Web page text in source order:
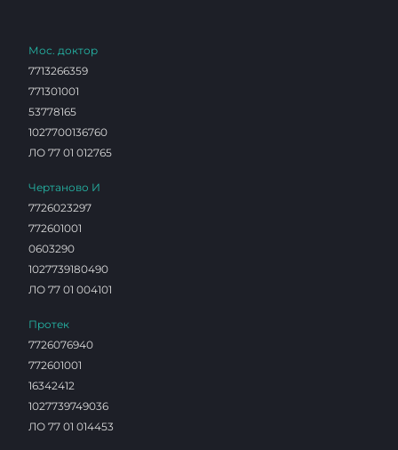
Мос. доктор
7713266359
771301001
53778165
1027700136760
ЛО 77 01 012765
Чертаново И
7726023297
772601001
0603290
1027739180490
ЛО 77 01 004101
Протек
7726076940
772601001
16342412
1027739749036
ЛО 77 01 014453